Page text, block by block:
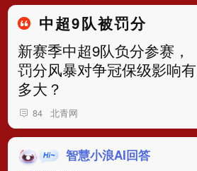
中超9队被罚分
新赛季中超9队负分参赛，
罚分风暴对争冠保级影响有
多大？
84 北青网
智慧小浪AI回答